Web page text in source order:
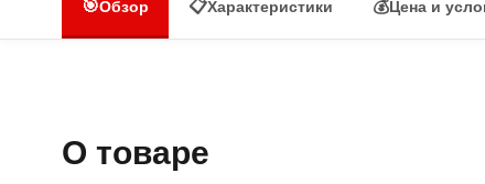
🎯Обзор 📋Характеристики 💰Цена и
О товаре